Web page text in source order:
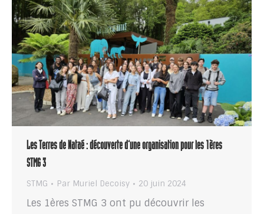
Les Terres de Nataé : découverte d’une organisation pour les 1ères
STMG 3
STMG Par Muriel Decoisy 20 juin 2024
Les 1ères STMG 3 ont pu découvrir les